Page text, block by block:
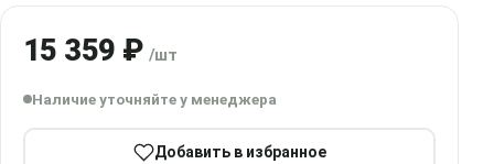
15 359 ₽ /шт
Наличие уточняйте у менеджера
Добавить в избранное